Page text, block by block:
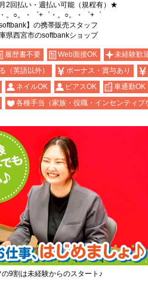
2回払い・週払い可能（規程有）★
・。○。・゜+゜・。○。・゜+゜
softbank】の携帯販売スタッフ
県西宮市のsoftbankショップ
履歴書不要 Web面接OK 未経験歓
（英語以外）
ボーナス・賞与あり
ネイルOK ピアスOK 車通勤OK
各種手当（家族・役職・インセンティブ
9割は未経験からのスタート♪